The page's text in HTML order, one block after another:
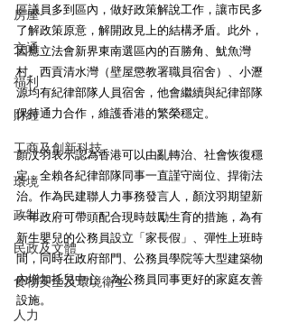
房屋
交通
福利
財經
工商及創新科技
環境
政制
民政及文體
食物安全及環境衛生
人力
區議員多到區內，做好政策解說工作，讓市民多
了解政策原意，解開政見上的結構矛盾。此外，
因應立法會新界東南選區內的百勝角、魷魚灣
村、西貢清水灣（壁屋懲教署職員宿舍）、小瀝
源均有紀律部隊人員宿舍，他會繼續與紀律部隊
保持通力合作，維護香港的繁榮穩定。
顏汶羽表示認為香港可以由亂轉治、社會恢復穩
定，全賴各紀律部隊同事一直謹守崗位、捍衛法
治。作為民建聯人力事務發言人，顏汶羽期望新
一年政府可帶頭配合現時鼓勵生育的措施，為有
新生嬰兒的公務員設立「家長假」、彈性上班時
間，同時在政府部門、公務員學院等大型建築物
內增加托兒中心，為公務員同事更好的家庭友善
設施。